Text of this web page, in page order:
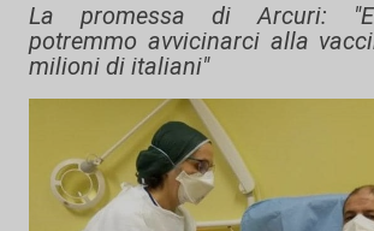
La promessa di Arcuri:
potremmo avvicinarci alla
milioni di italiani"